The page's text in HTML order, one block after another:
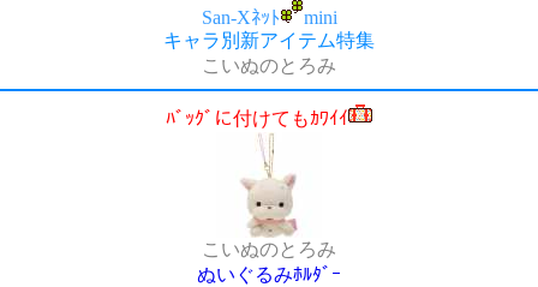
San-Xﾈｯﾄ
mini
キャラ別新アイテム特集
こいぬのとろみ
ﾊﾞｯｸﾞに付けてもｶﾜｲｲ
こいぬのとろみ
ぬいぐるみﾎﾙﾀﾞｰ